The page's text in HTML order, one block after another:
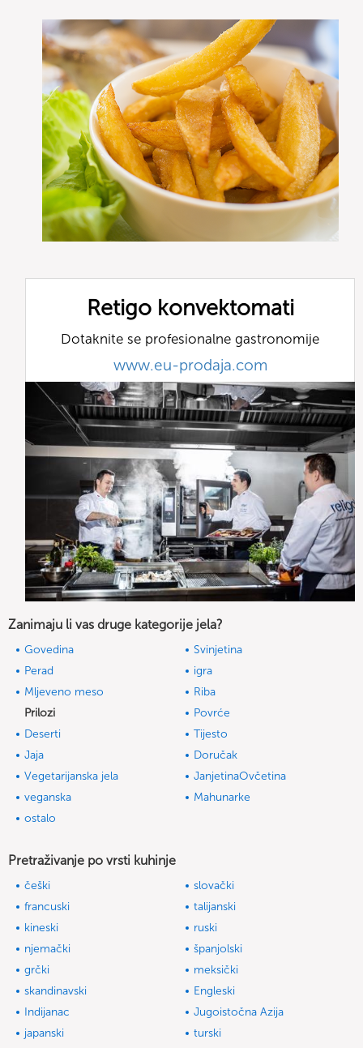
Retigo konvektomati
Dotaknite se profesionalne gastronomije
www.eu-prodaja.com
Zanimaju li vas druge kategorije jela?
Govedina
Svinjetina
Perad
igra
Mljeveno meso
Riba
Prilozi
Povrće
Deserti
Tijesto
Jaja
Doručak
Vegetarijanska jela
JanjetinaOvčetina
veganska
Mahunarke
ostalo
Pretraživanje po vrsti kuhinje
češki
slovački
francuski
talijanski
kineski
ruski
njemački
španjolski
grčki
meksički
skandinavski
Engleski
Indijanac
Jugoistočna Azija
japanski
turski